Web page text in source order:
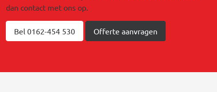
dan contact met ons op.
Bel 0162-454 530 Offerte aanvragen